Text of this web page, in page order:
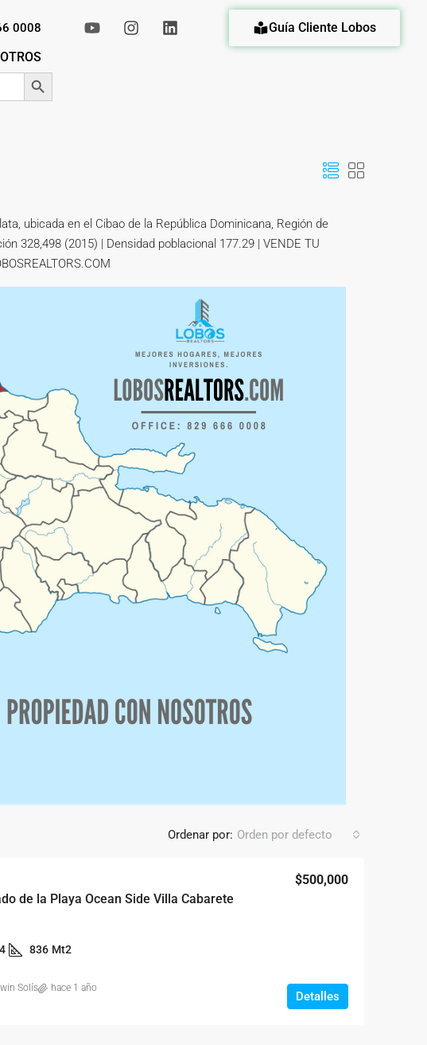
0008
Guía Cliente Lobos
Botón de búsqueda
ubicada en el Cibao de la República Dominicana, Región de
328,498 (2015) | Densidad poblacional 177.29 | VENDE TU
Ordenar por: Orden por defecto
de la Playa Ocean Side Villa Cabarete
$500,000
4 836 Mt2
Detalles
Solís hace 1 año